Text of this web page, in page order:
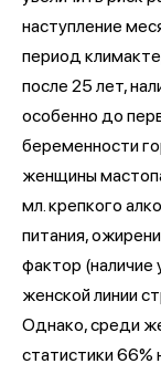
наступление
период
после 25 лет,
особенно до
беременности
женщины
мл. крепкого
питания,
фактор (наличие
женской линии
Однако, среди
статистики 66%